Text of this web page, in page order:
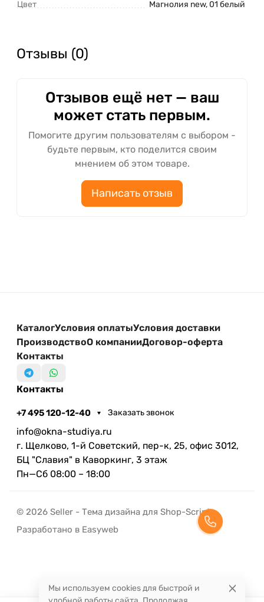
Цвет Магнолия new, 01 белый
Отзывы (0)
Отзывов ещё нет — ваш
может стать первым.
Помогите другим пользователям с выбором -
будьте первым, кто поделится своим
мнением об этом товаре.
Написать отзыв
КаталогУсловия оплатыУсловия доставки
ПроизводствоО компанииДоговор-оферта
Контакты
Контакты
+7 495 120-12-40 Заказать звонок
info@okna-studiya.ru
г. Щелково, 1-й Советский, пер-к, 25, офис 3012,
БЦ "Славия" в Каворкинг, 3 этаж
Пн—Сб 08:00 – 18:00
© 2026 Seller - Тема дизайна для Shop-Script
Разработано в Easyweb
Мы используем cookies для быстрой и